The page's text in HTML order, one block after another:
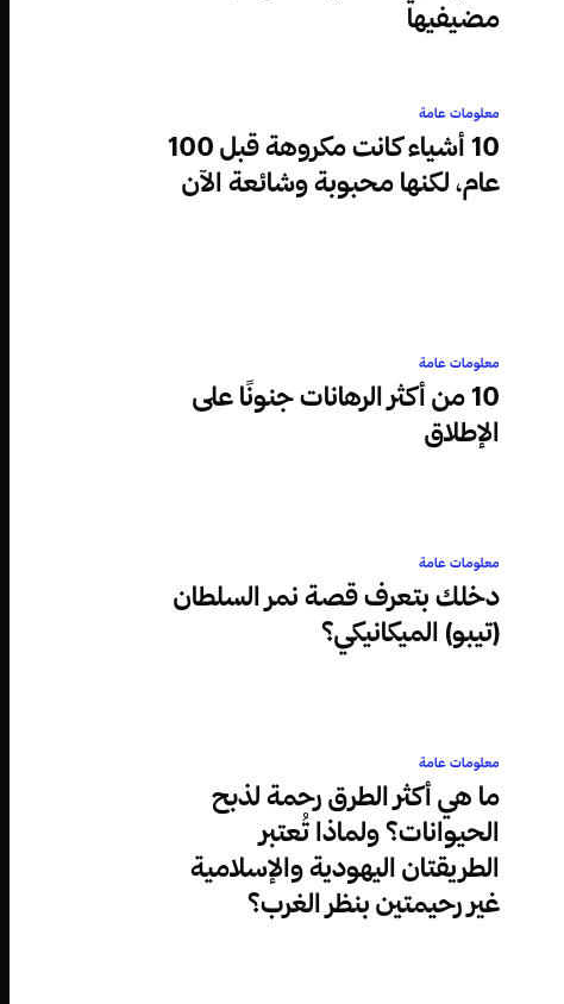
مضيفيها
معلومات عامة
10 أشياء كانت مكروهة قبل 100
عام، لكنها محبوبة وشائعة الآن
معلومات عامة
10 من أكثر الرهانات جنونًا على
الإطلاق
معلومات عامة
دخلك بتعرف قصة نمر السلطان
(تيبو) الميكانيكي؟
معلومات عامة
ما هي أكثر الطرق رحمة لذبح
الحيوانات؟ ولماذا تُعتبر
الطريقتان اليهودية والإسلامية
غير رحيمتين بنظر الغرب؟